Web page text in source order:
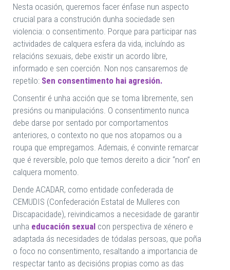
Nesta ocasión, queremos facer énfase nun aspecto
crucial para a construción dunha sociedade sen
violencia: o consentimento. Porque para participar nas
actividades de calquera esfera da vida, incluíndo as
relacións sexuais, debe existir un acordo libre,
informado e sen coerción. Non nos cansaremos de
repetilo: Sen consentimento hai agresión.
Consentir é unha acción que se toma libremente, sen
presións ou manipulacións. O consentimento nunca
debe darse por sentado por comportamentos
anteriores, o contexto no que nos atopamos ou a
roupa que empregamos. Ademais, é convinte remarcar
que é reversible, polo que temos dereito a dicir “non” en
calquera momento.
Dende ACADAR, como entidade confederada de
CEMUDIS (Confederación Estatal de Mulleres con
Discapacidade), reivindicamos a necesidade de garantir
unha educación sexual con perspectiva de xénero e
adaptada ás necesidades de tódalas persoas, que poña
o foco no consentimento, resaltando a importancia de
respectar tanto as decisións propias como as das